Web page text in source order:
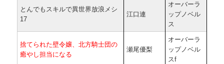
とんでもスキルで異世界放浪メシ
17
江口連
オーバーラ
ップノベル
ス
捨てられた壁令嬢、北方騎士団の
癒やし担当になる
瀬尾優梨
オーバーラ
ップノベル
スf